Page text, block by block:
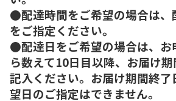
●配達時間をご希望の場合は、
をご指定ください。
●配達日をご希望の場合は、お
ら数えて10日目以降、お届け
記入ください。お届け期間終
望日のご指定はできません。